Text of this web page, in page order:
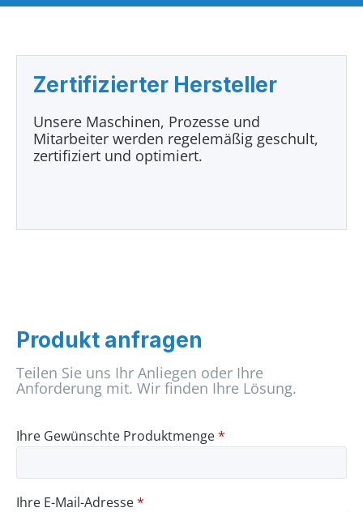
Zertifizierter Hersteller
Unsere Maschinen, Prozesse und
Mitarbeiter werden regelemäßig geschult,
zertifiziert und optimiert.
Produkt anfragen
Teilen Sie uns Ihr Anliegen oder Ihre
Anforderung mit. Wir finden Ihre Lösung.
Ihre Gewünschte Produktmenge*
Ihre E-Mail-Adresse*